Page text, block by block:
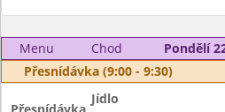
Menu Chod
Pondělí
Přesnídávka (9:00 - 9:30)
Jídlo